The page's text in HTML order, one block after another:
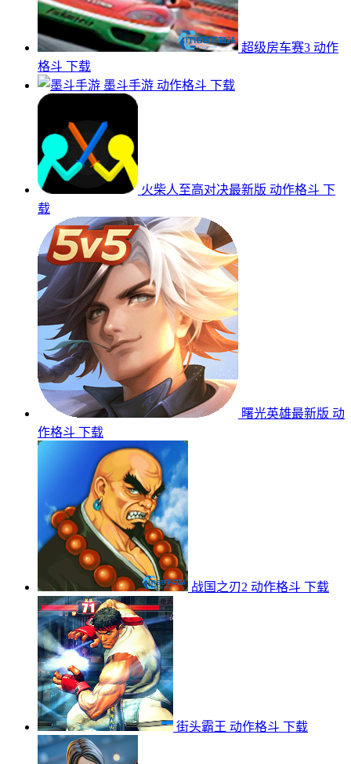
超级房车赛3 动作
格斗 下载
墨斗手游 动作格斗 下载
火柴人至高对决最新版 动作格斗 下
载
曙光英雄最新版 动
作格斗 下载
战国之刃2 动作格斗 下载
街头霸王 动作格斗 下载